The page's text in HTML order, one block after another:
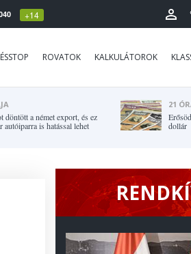
+14
ROVATOK KALKULÁTOROK
döntött a német export, és ez
autóiparra is hatással lehet
21
dollár